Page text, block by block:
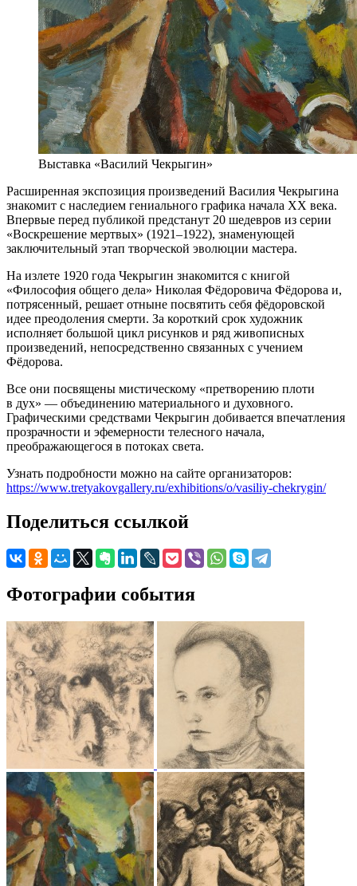
Выставка «Василий Чекрыгин»
Расширенная экспозиция произведений Василия Чекрыгина
знакомит с наследием гениального графика начала ХХ века.
Впервые перед публикой предстанут 20 шедевров из серии
«Воскрешение мертвых» (1921–1922), знаменующей
заключительный этап творческой эволюции мастера.
На излете 1920 года Чекрыгин знакомится с книгой
«Философия общего дела» Николая Фёдоровича Фёдорова и,
потрясенный, решает отныне посвятить себя фёдоровской
идее преодоления смерти. За короткий срок художник
исполняет большой цикл рисунков и ряд живописных
произведений, непосредственно связанных с учением
Фёдорова.
Все они посвящены мистическому «претворению плоти
в дух» — объединению материального и духовного.
Графическими средствами Чекрыгин добивается впечатления
прозрачности и эфемерности телесного начала,
преображающегося в потоках света.
Узнать подробности можно на сайте организаторов:
https://www.tretyakovgallery.ru/exhibitions/o/vasiliy-chekrygin/
Поделиться ссылкой
Фотографии события